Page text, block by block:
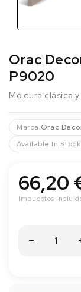
Orac
P9020
Moldura clásica
Marca:Orac
Available In Stock:
66,20
Impuestos